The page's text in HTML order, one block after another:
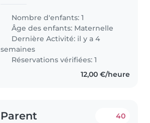
Nombre d'enfants: 1
Âge des enfants: Maternelle
Dernière Activité: il y a 4
semaines
Réservations vérifiées: 1
12,00 €/heure
Parent 40